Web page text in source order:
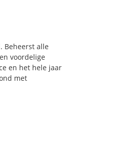
Beheerst alle
voordelige
en het hele jaar
met